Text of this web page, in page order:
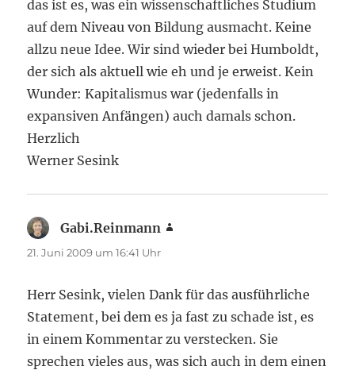
das ist es, was ein wissenschaftliches Studium
auf dem Niveau von Bildung ausmacht. Keine
allzu neue Idee. Wir sind wieder bei Humboldt,
der sich als aktuell wie eh und je erweist. Kein
Wunder: Kapitalismus war (jedenfalls in
expansiven Anfängen) auch damals schon.
Herzlich
Werner Sesink
Gabi.Reinmann
21. Juni 2009 um 16:41 Uhr
Herr Sesink, vielen Dank für das ausführliche
Statement, bei dem es ja fast zu schade ist, es
in einem Kommentar zu verstecken. Sie
sprechen vieles aus, was sich auch in dem einen